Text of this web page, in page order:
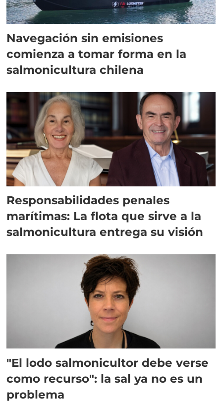
Navegación sin emisiones
comienza a tomar forma en la
salmonicultura chilena
Responsabilidades penales
marítimas: La flota que sirve a la
salmonicultura entrega su visión
"El lodo salmonicultor debe verse
como recurso": la sal ya no es un
problema